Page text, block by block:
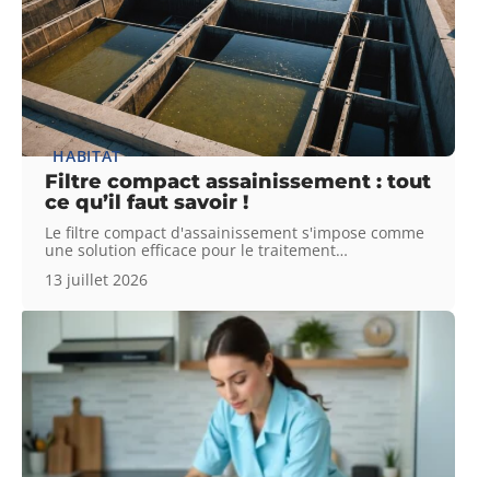
HABITAT
Filtre compact assainissement : tout
ce qu’il faut savoir !
Le filtre compact d'assainissement s'impose comme
une solution efficace pour le traitement…
13 juillet 2026